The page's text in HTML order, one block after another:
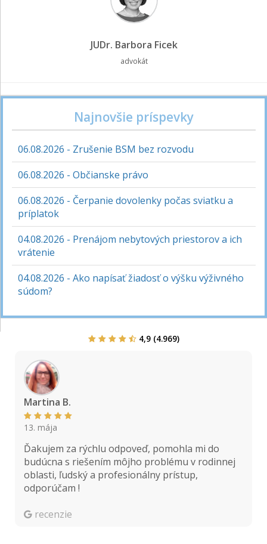
JUDr. Barbora Ficek
advokát
Najnovšie príspevky
06.08.2026 - Zrušenie BSM bez rozvodu
06.08.2026 - Občianske právo
06.08.2026 - Čerpanie dovolenky počas sviatku a
príplatok
04.08.2026 - Prenájom nebytových priestorov a ich
vrátenie
04.08.2026 - Ako napísať žiadosť o výšku výživného
súdom?
4,9 (4.969)
Martina B.
13. mája
Ďakujem za rýchlu odpoveď, pomohla mi do
budúcna s riešením môjho problému v rodinnej
oblasti, ľudský a profesionálny prístup,
odporúčam !
recenzie